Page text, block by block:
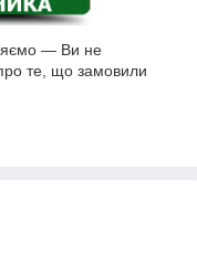
― Ви не
те, що замовили